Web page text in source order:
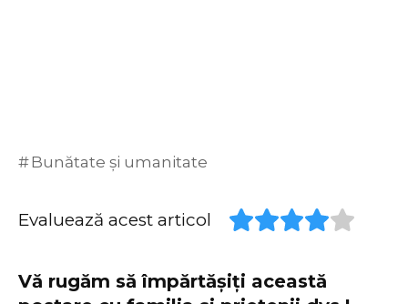
Bunătate și umanitate
Evaluează acest articol
Vă rugăm să împărtășiți această